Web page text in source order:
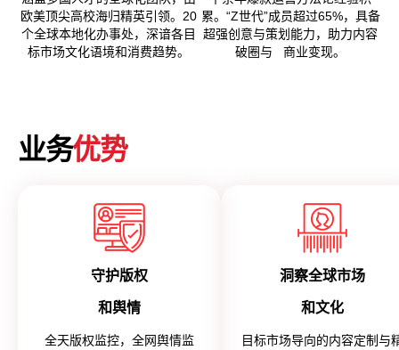
欧美顶尖高校海归精英引领。20
个全球本地化办事处，深谙各目
标市场文化语境和消费趋势。
累。“Z世代”成员超过65%，具备
超强创意与策划能力，助力内容
破圈与 商业变现。
业务优势
守护版权
和舆情
全天版权监控，全网舆情监
洞察全球市场
和文化
目标市场导向的内容定制与